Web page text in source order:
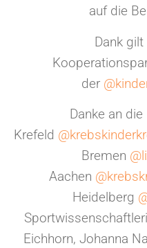
auf die
Dank
der
Danke an
Krefeld
Bremen
Aachen
Heidelberg
Eichhorn, Johanna